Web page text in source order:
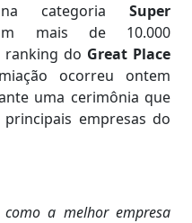
categoria Super
mais de 10.000
ranking do Great Place
ocorreu ontem
uma cerimônia que
empresas do
como a melhor empresa